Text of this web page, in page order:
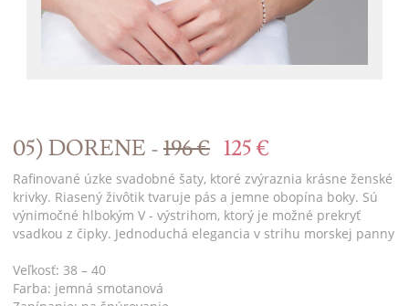
05) DORENE -196 € 125 €
Rafinované úzke svadobné šaty, ktoré zvýraznia krásne ženské
krivky. Riasený živôtik tvaruje pás a jemne obopína boky. Sú
výnimočné hlbokým V - výstrihom, ktorý je možné prekryť
vsadkou z čipky. Jednoduchá elegancia v strihu morskej panny
Veľkosť: 38 – 40
Farba: jemná smotanová